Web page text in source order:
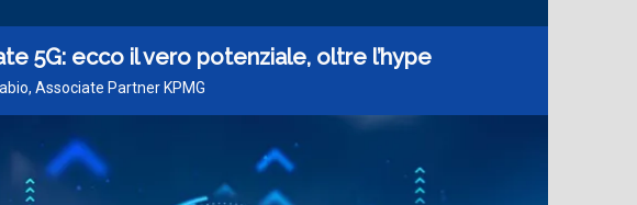
5G: ecco il vero potenziale, oltre l’hype
Associate Partner KPMG